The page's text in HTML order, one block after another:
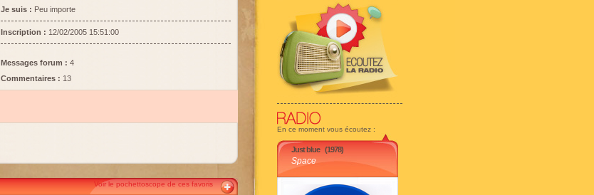
En ce moment vous écoutez :
Just blue (1978)
Space
Je suis : Peu importe
Inscription : 12/02/2005 15:51:00
Messages forum : 4
Commentaires : 13
Voir le pochettoscope de ces favoris